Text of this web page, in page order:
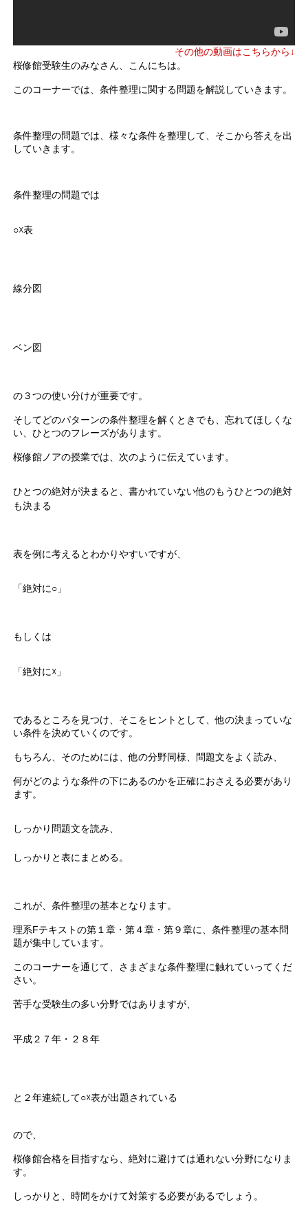
その他の動画はこちらから↓
桜修館受験生のみなさん、こんにちは。
このコーナーでは、条件整理に関する問題を解説していきます。
条件整理の問題では、様々な条件を整理して、そこから答えを出
していきます。
条件整理の問題では
○☓表
線分図
ベン図
の３つの使い分けが重要です。
そしてどのパターンの条件整理を解くときでも、忘れてほしくな
い、ひとつのフレーズがあります。
桜修館ノアの授業では、次のように伝えています。
ひとつの絶対が決まると、書かれていない他のもうひとつの絶対
も決まる
表を例に考えるとわかりやすいですが、
「絶対に○」
もしくは
「絶対に☓」
であるところを見つけ、そこをヒントとして、他の決まっていな
い条件を決めていくのです。
もちろん、そのためには、他の分野同様、問題文をよく読み、
何がどのような条件の下にあるのかを正確におさえる必要があり
ます。
しっかり問題文を読み、
しっかりと表にまとめる。
これが、条件整理の基本となります。
理系Fテキストの第１章・第４章・第９章に、条件整理の基本問
題が集中しています。
このコーナーを通じて、さまざまな条件整理に触れていってくだ
さい。
苦手な受験生の多い分野ではありますが、
平成２７年・２８年
と２年連続して○☓表が出題されている
ので、
桜修館合格を目指すなら、絶対に避けては通れない分野になりま
す。
しっかりと、時間をかけて対策する必要があるでしょう。